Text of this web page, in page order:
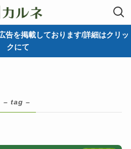
告を掲載しております/詳細はクリッ
クにて
– tag –